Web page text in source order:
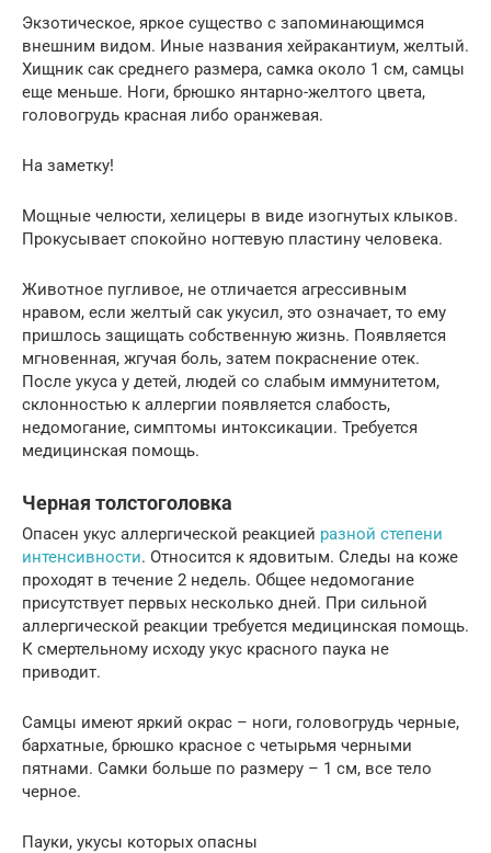
Экзотическое, яркое существо с запоминающимся
внешним видом. Иные названия хейракантиум, желтый.
Хищник сак среднего размера, самка около 1 см, самцы
еще меньше. Ноги, брюшко янтарно-желтого цвета,
головогрудь красная либо оранжевая.
На заметку!
Мощные челюсти, хелицеры в виде изогнутых клыков.
Прокусывает спокойно ногтевую пластину человека.
Животное пугливое, не отличается агрессивным
нравом, если желтый сак укусил, это означает, то ему
пришлось защищать собственную жизнь. Появляется
мгновенная, жгучая боль, затем покраснение отек.
После укуса у детей, людей со слабым иммунитетом,
склонностью к аллергии появляется слабость,
недомогание, симптомы интоксикации. Требуется
медицинская помощь.
Черная толстоголовка
Опасен укус аллергической реакцией разной степени
интенсивности. Относится к ядовитым. Следы на коже
проходят в течение 2 недель. Общее недомогание
присутствует первых несколько дней. При сильной
аллергической реакции требуется медицинская помощь.
К смертельному исходу укус красного паука не
приводит.
Самцы имеют яркий окрас – ноги, головогрудь черные,
бархатные, брюшко красное с четырьмя черными
пятнами. Самки больше по размеру – 1 см, все тело
черное.
Пауки, укусы которых опасны